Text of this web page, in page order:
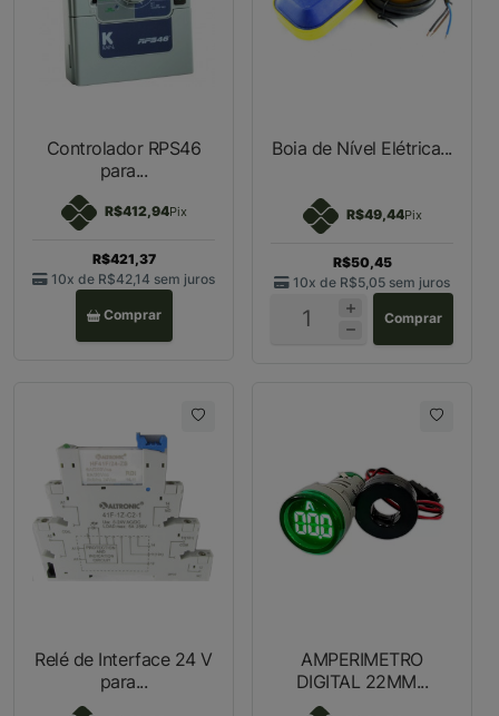
Controlador RPS46
para...
R$412,94Pix
R$421,37
10x de R$42,14 sem juros
Comprar
Boia de Nível Elétrica...
R$49,44Pix
R$50,45
10x de R$5,05 sem juros
Comprar
Relé de Interface 24 V
para...
AMPERIMETRO
DIGITAL 22MM...